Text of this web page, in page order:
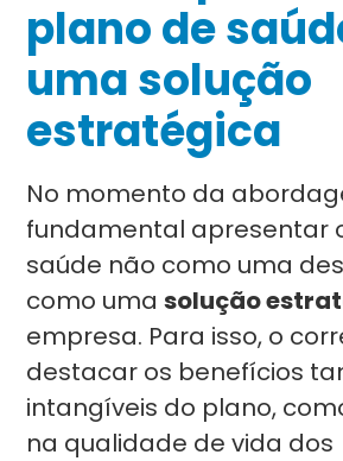
plano de
uma solução
estratégica
No momento da
fundamental apresentar
saúde não como uma
como umasolução
empresa. Para isso, o
destacar os benefícios
intangíveis do plano,
na qualidade de vida dos